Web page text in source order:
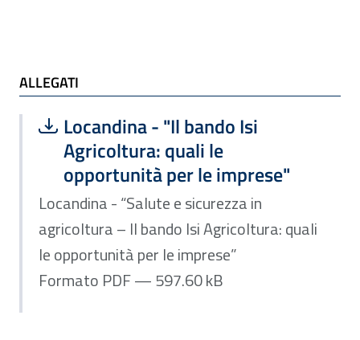
ALLEGATI e TI POTREBBE INTERESSARE
ALLEGATI
Scarica file:
Locandina - "Il bando Isi
Agricoltura: quali le
opportunità per le imprese"
Formato PDF — Dimensione 597.60 kB
Locandina - “Salute e sicurezza in
agricoltura – Il bando Isi Agricoltura: quali
le opportunità per le imprese”
Formato PDF — 597.60 kB